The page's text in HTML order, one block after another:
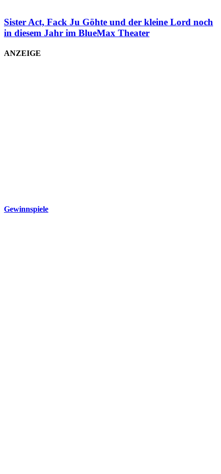
Sister Act, Fack Ju Göhte und der kleine Lord noch
in diesem Jahr im BlueMax Theater
ANZEIGE
Gewinnspiele